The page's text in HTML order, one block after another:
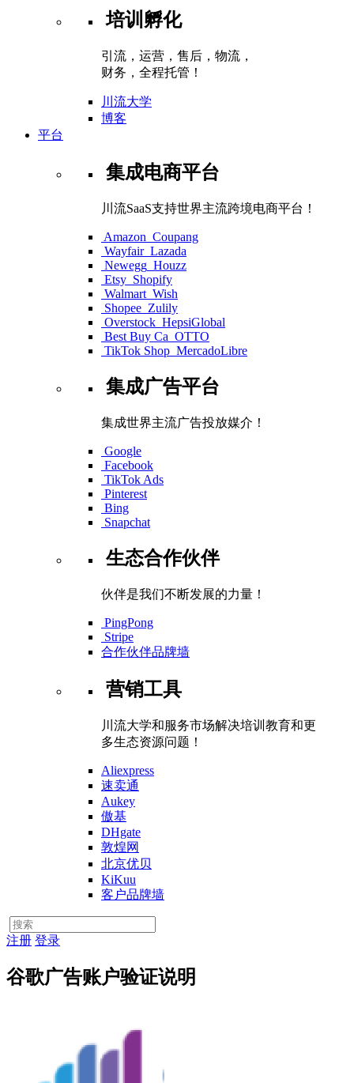
培训孵化
引流，运营，售后，物流，
财务，全程托管！
川流大学
博客
平台
集成电商平台
川流SaaS支持世界主流跨境电商平台！
Amazon Coupang
Wayfair Lazada
Newegg Houzz
Etsy Shopify
Walmart Wish
Shopee Zulily
Overstock HepsiGlobal
Best Buy Ca OTTO
TikTok Shop MercadoLibre
集成广告平台
集成世界主流广告投放媒介！
Google
Facebook
TikTok Ads
Pinterest
Bing
Snapchat
生态合作伙伴
伙伴是我们不断发展的力量！
PingPong
Stripe
合作伙伴品牌墙
营销工具
川流大学和服务市场解决培训教育和更
多生态资源问题！
Aliexpress
速卖通
Aukey
傲基
DHgate
敦煌网
北京优贝
KiKuu
客户品牌墙
注册 登录
谷歌广告账户验证说明